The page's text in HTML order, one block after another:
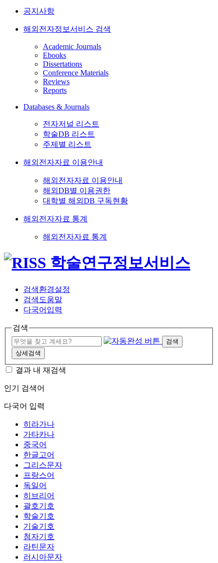
공지사항
해외전자정보서비스 검색
Academic Journals
Ebooks
Dissertations
Conference Materials
Reviews
Reports
Databases & Journals
전자저널 리스트
학술DB 리스트
주제별 리스트
해외전자자료 이용안내
해외전자자료 이용안내
해외DB별 이용권한
대학별 해외DB 구독현황
해외전자자료 통계
해외전자자료 통계
검색환경설정
검색도움말
다국어입력
검색
검색
상세검색
결과 내 재검색
인기 검색어
다국어 입력
히라가나
가타카나
중국어
한글고어
그리스문자
프랑스어
독일어
히브리어
괄호기호
학술기호
기술기호
첨자기호
라틴문자
러시아문자